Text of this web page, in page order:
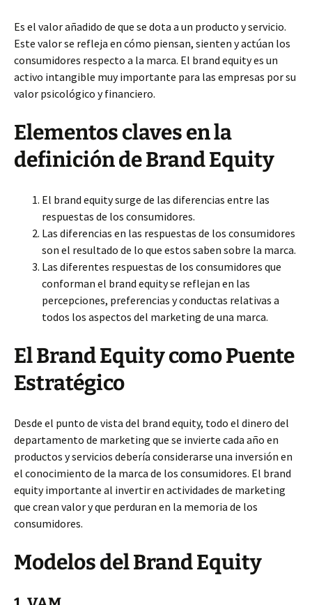
Es el valor añadido de que se dota a un producto y servicio.
Este valor se refleja en cómo piensan, sienten y actúan los
consumidores respecto a la marca. El brand equity es un
activo intangible muy importante para las empresas por su
valor psicológico y financiero.
Elementos claves en la
definición de Brand Equity
El brand equity surge de las diferencias entre las
respuestas de los consumidores.
Las diferencias en las respuestas de los consumidores
son el resultado de lo que estos saben sobre la marca.
Las diferentes respuestas de los consumidores que
conforman el brand equity se reflejan en las
percepciones, preferencias y conductas relativas a
todos los aspectos del marketing de una marca.
El Brand Equity como Puente
Estratégico
Desde el punto de vista del brand equity, todo el dinero del
departamento de marketing que se invierte cada año en
productos y servicios debería considerarse una inversión en
el conocimiento de la marca de los consumidores. El brand
equity importante al invertir en actividades de marketing
que crean valor y que perduran en la memoria de los
consumidores.
Modelos del Brand Equity